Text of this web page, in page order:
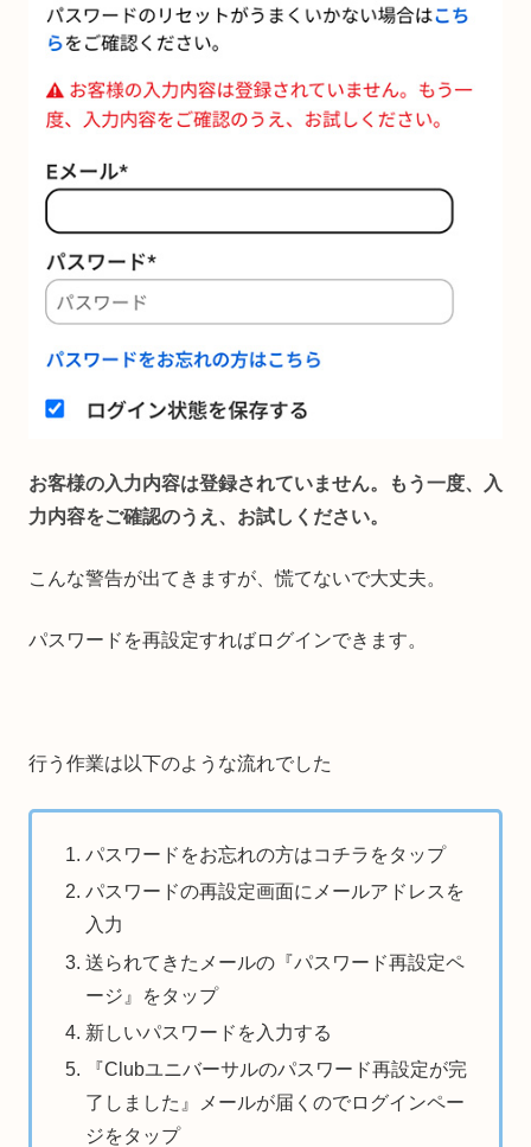
お客様の入力内容は登録されていません。もう一度、入
力内容をご確認のうえ、お試しください。
こんな警告が出てきますが、慌てないで大丈夫。
パスワードを再設定すればログインできます。
行う作業は以下のような流れでした
パスワードをお忘れの方はコチラをタップ
パスワードの再設定画面にメールアドレスを
入力
送られてきたメールの『パスワード再設定ペ
ージ』をタップ
新しいパスワードを入力する
『Clubユニバーサルのパスワード再設定が完
了しました』メールが届くのでログインペー
ジをタップ